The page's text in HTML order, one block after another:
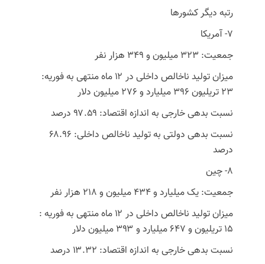
رتبه دیگر کشورها
7- آمریکا
جمعیت: ۳۲۳ میلیون و ۳۴۹ هزار نفر
میزان تولید ناخالص داخلی در ۱۲ ماه منتهی به فوریه:
۲۳ تریلیون ۳۹۶ میلیارد و ۲۷۶ میلیون دلار
نسبت بدهی خارجی به اندازه اقتصاد: ۹۷.۵۹ درصد
نسبت بدهی دولتی به تولید ناخالص داخلی: ۶۸.۹۶
درصد
8- چین
جمعیت: یک میلیارد و ۴۳۴ میلیون و ۲۱۸ هزار نفر
میزان تولید ناخالص داخلی در ۱۲ ماه منتهی به فوریه :
۱۵ تریلیون و ۶۴۷ میلیارد و ۳۹۳ میلیون دلار
نسبت بدهی خارجی به اندازه اقتصاد: ۱۳.۳۲ درصد